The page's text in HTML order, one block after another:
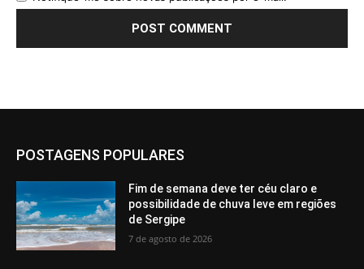
POSTAGENS POPULARES
Fim de semana deve ter céu claro e
possibilidade de chuva leve em regiões
de Sergipe
7 de agosto de 2026